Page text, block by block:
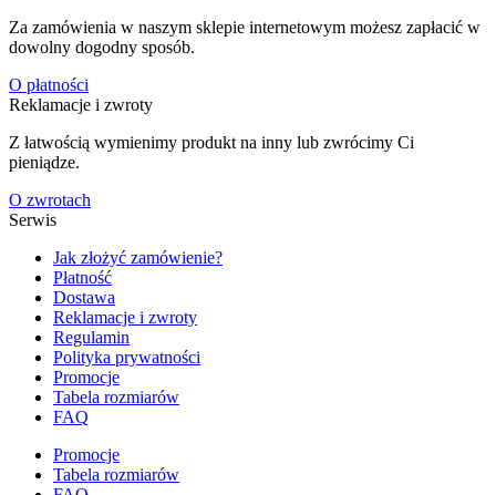
Za zamówienia w naszym sklepie internetowym możesz zapłacić w
dowolny dogodny sposób.
O płatności
Reklamacje i zwroty
Z łatwością wymienimy produkt na inny lub zwrócimy Ci
pieniądze.
O zwrotach
Serwis
Jak złożyć zamówienie?
Płatność
Dostawa
Reklamacje i zwroty
Regulamin
Polityka prywatności
Promocje
Tabela rozmiarów
FAQ
Promocje
Tabela rozmiarów